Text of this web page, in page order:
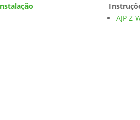
AJP Z-